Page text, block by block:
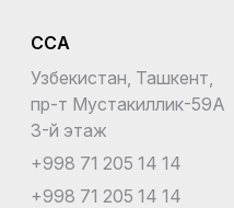
CCA
Узбекистан, Ташкент,
пр-т Мустакиллик-59A
3-й этаж
+998 71 205 14 14
+998 71 205 14 14